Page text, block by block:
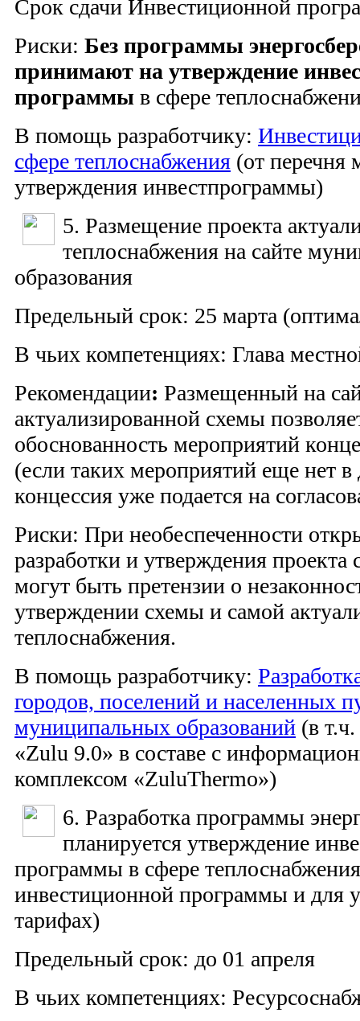
Срок сдачи Инвестиционной
Риски: Без программы
принимают на утверждение
программы в сфере
В помощь разработчику:
сфере теплоснабжения (от перечня
утверждения инвестпрограммы)
5. Размещение проекта
теплоснабжения на сайте
образования
Предельный срок: 25 марта
В чьих компетенциях: Глава
Рекомендации: Размещенный на
актуализированной схемы
обоснованность мероприятий
(если таких мероприятий еще нет
концессия уже подается на
Риски: При необеспеченности
разработки и утверждения
могут быть претензии о
утверждении схемы и самой
теплоснабжения.
В помощь разработчику:
городов, поселений и населенных
муниципальных образований (в
«Zulu 9.0» в составе с
комплексом «ZuluThermo»)
6. Разработка программы
планируется утверждение
программы в сфере
инвестиционной программы и для
тарифах)
Предельный срок: до 01 апреля
В чьих компетенциях: